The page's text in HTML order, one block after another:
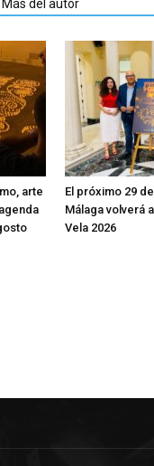
Más del autor
arte
El próximo 29
Málaga volverá
Vela 2026